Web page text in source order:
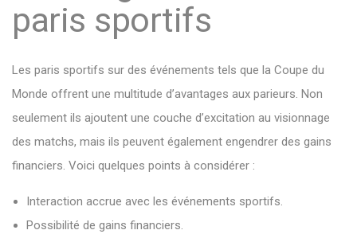
paris sportifs
Les paris sportifs sur des événements tels que la Coupe du
Monde offrent une multitude d’avantages aux parieurs. Non
seulement ils ajoutent une couche d’excitation au visionnage
des matchs, mais ils peuvent également engendrer des gains
financiers. Voici quelques points à considérer :
Interaction accrue avec les événements sportifs.
Possibilité de gains financiers.